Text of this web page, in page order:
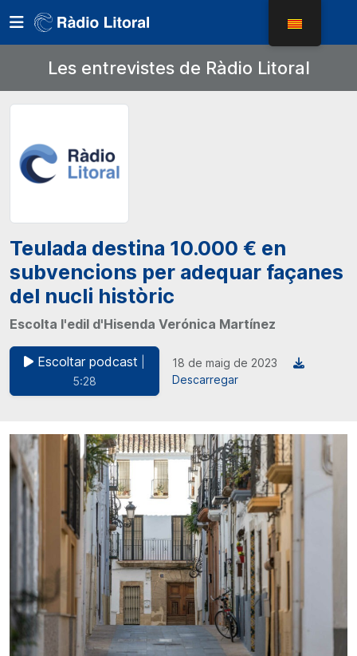
Les entrevistes de Ràdio Litoral
Teulada destina 10.000 € en
subvencions per adequar façanes
del nucli històric
Escolta l'edil d'Hisenda Verónica Martínez
Escoltar podcast
5:28
18 de maig de 2023
Descarregar